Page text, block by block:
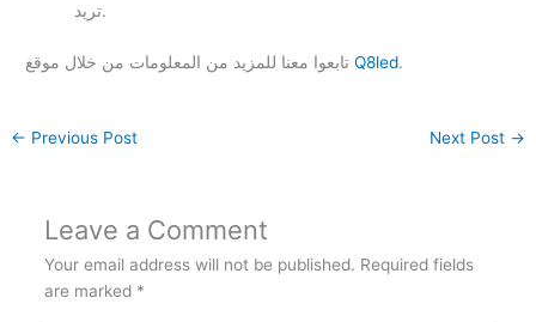
تريد.
تابعوا معنا للمزيد من المعلومات من خلال موقع Q8led.
← Previous Post Next Post →
Leave a Comment
Your email address will not be published. Required fields
are marked *